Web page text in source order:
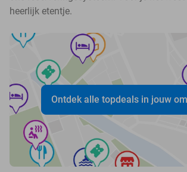
heerlijk etentje.
Ontdek alle topdeals in jouw